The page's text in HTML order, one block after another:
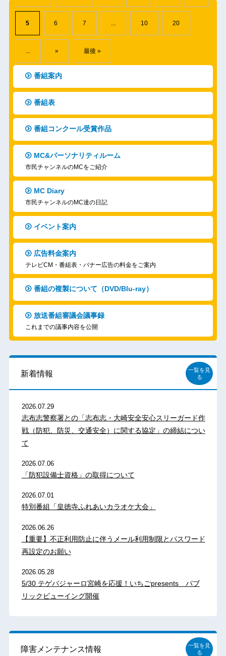
5 6 7 10 20
... » 最後 »
番組案内
番組表
番組コンクール受賞作品
MC&パーソナリティルーム
市民チャンネルのMCをご紹介
MC Diary
市民チャンネルのMC達の日記
イベント案内
広告料金案内
テレビCM・番組表・バナー広告の料金をご案内
番組の複製について（DVD/Blu-ray）
放送番組審議会議事録
これまでの議事内容を公開
新着情報
一覧を見
る
2026.07.29
志布志警察署との「志布志・大崎安全安心スリーガード作
戦（防犯、防災、交通安全）に関する協定」の締結につい
て
2026.07.06
「防犯設備士資格」の取得について
2026.07.01
特別番組「皇徳寺ふれあいカラオケ大会」
2026.06.26
【重要】不正利用防止に伴うメール利用制限とパスワード
再設定のお願い
2026.05.28
5/30 テゲバジャーロ宮崎を応援！いちごpresents パブ
リックビューイング開催
障害メンテナンス情報
一覧を見
る